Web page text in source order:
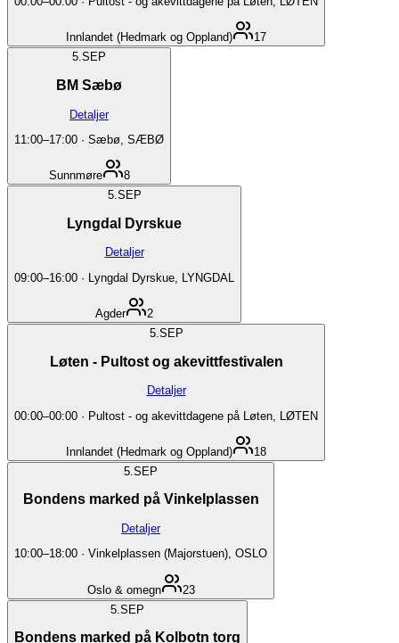
Innlandet (Hedmark og Oppland)
17
5.SEP
BM Sæbø
Detaljer
11:00–17:00 · Sæbø, SÆBØ
Sunnmøre
8
5.SEP
Lyngdal Dyrskue
Detaljer
09:00–16:00 · Lyngdal Dyrskue, LYNGDAL
Agder
2
5.SEP
Løten - Pultost og akevittfestivalen
Detaljer
00:00–00:00 · Pultost - og akevittdagene på Løten, LØTEN
Innlandet (Hedmark og Oppland)
18
5. SEP
Bondens marked på Vinkelplassen
Detaljer
10:00–18:00 · Vinkelplassen (Majorstuen), OSLO
Oslo & omegn
23
5. SEP
Bondens marked på Kolbotn torg